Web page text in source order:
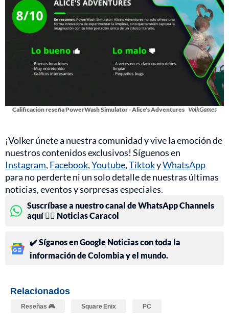
Calificación reseña PowerWash Simulator - Alice's Adventures VolkGames
¡Volker únete a nuestra comunidad y vive la emoción de
nuestros contenidos exclusivos! Síguenos en
Instagram, Facebook,Youtube,TiktokyWhatsApp
para no perderte ni un solo detalle de nuestras últimas
noticias, eventos y sorpresas especiales.
Suscríbase a nuestro canal de WhatsApp Channels
aquí 👉🏻 Noticias Caracol
✔️ Síganos en Google Noticias con toda la
información de Colombia y el mundo.
Relacionados
Reseñas 🎮 Square Enix PC